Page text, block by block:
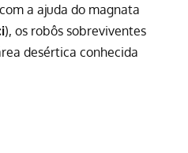
a ajuda do magnata
), os robôs sobreviventes
desértica conhecida